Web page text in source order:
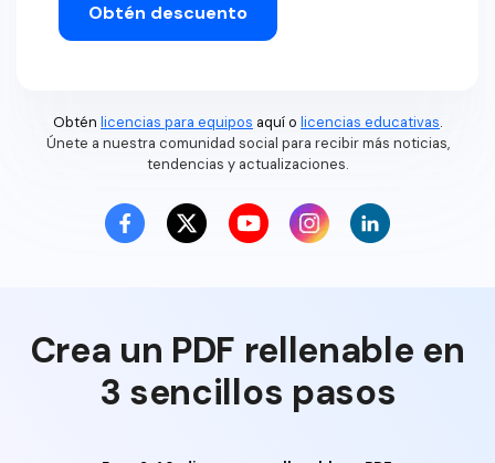
Obtén descuento
Obtén licencias para equipos aquí o licencias educativas.
Únete a nuestra comunidad social para recibir más noticias,
tendencias y actualizaciones.
Crea un PDF rellenable en
3 sencillos pasos